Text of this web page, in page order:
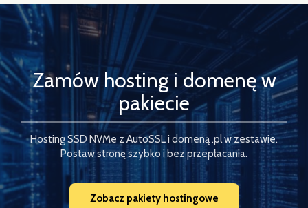
Zamów hosting i domenę w
pakiecie
Hosting SSD NVMe z AutoSSL i domeną .pl w zestawie.
Postaw stronę szybko i bez przepłacania.
Zobacz pakiety hostingowe